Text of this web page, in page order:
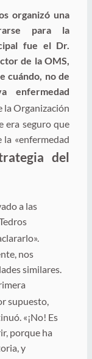
organizó una
para la
fue el Dr.
de la OMS,
cuándo, no de
enfermedad
la Organización
era seguro que
«enfermedad
del
a las
nos
similares.
supuesto,
«¡No! Es
porque ha
y